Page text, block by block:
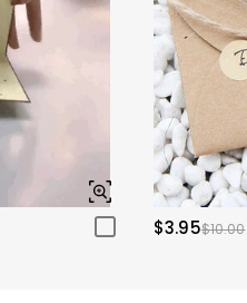
$3.95$10.00